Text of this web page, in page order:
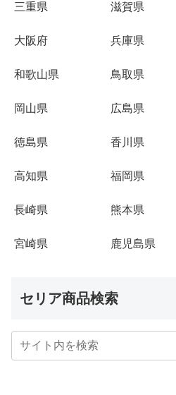
三重県 滋賀県
大阪府 兵庫県
和歌山県 鳥取県
岡山県 広島県
徳島県 香川県
高知県 福岡県
長崎県 熊本県
宮崎県 鹿児島県
セリア商品検索